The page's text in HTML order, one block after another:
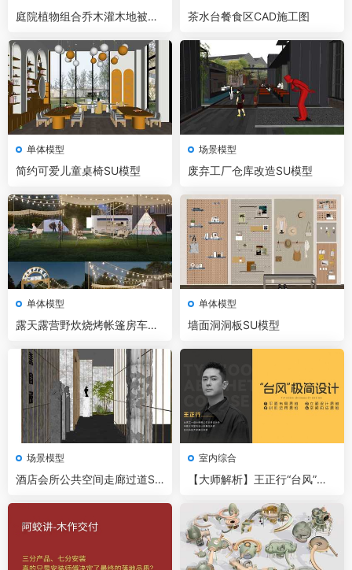
庭院植物组合乔木灌木地被石
茶水台餐食区CAD施工图
单体模型
简约可爱儿童桌椅SU模型
场景模型
废弃工厂仓库改造SU模型
单体模型
露天露营野炊烧烤帐篷房车营
单体模型
墙面洞洞板SU模型
场景模型
酒店会所公共空间走廊过道SU
室内综合
【大师解析】王正行“台风”极